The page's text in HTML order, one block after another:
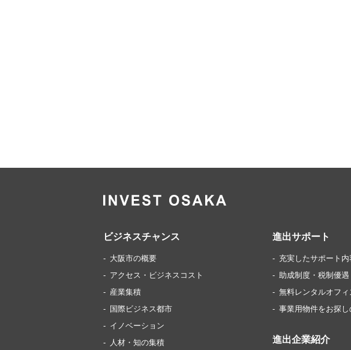
ビジネスチャンス
大阪市の概要
アクセス・ビジネスコスト
産業集積
国際ビジネス都市
イノベーション
人材・知の集積
進出サポート
充実したサポート内
助成制度・税制優遇
無料レンタルオフィ
事業用物件をお探し
進出企業紹介